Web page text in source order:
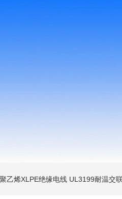
乙烯XLPE绝缘电线 UL3199耐温交